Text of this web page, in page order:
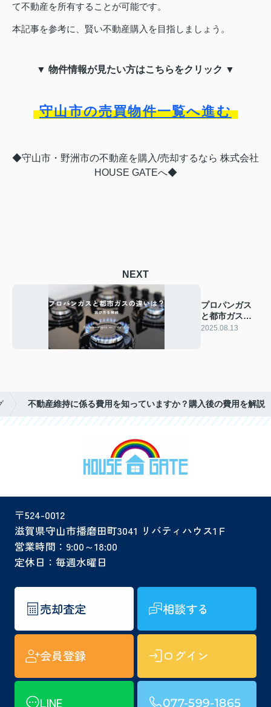
て不動産を所有することが可能です。
本記事を参考に、賢い不動産購入を目指しましょう。
▼ 物件情報が見たい方はこちらをクリック ▼
守山市の売買物件一覧へ進む
◆守山市・野洲市の不動産を購入/売却するなら 株式会社
HOUSE GATEへ◆
NEXT
プロパンガス
と都市ガスの
違いは？選び
2025.08.13
不動産維持に係る費用を知っていますか？購入後の費用を解説
〒524-0012
滋賀県守山市播磨田町3041 リバティハウス1Ｆ
営業時間：9:00～18:00
定休日：毎週水曜日
売却査定 相談する
会員登録 ログイン
LINE 077-599-1865